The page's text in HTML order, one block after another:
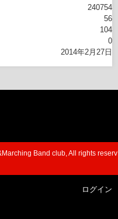
240754
56
104
0
2014年2月27日
Band club, All rights reserv
ログイン